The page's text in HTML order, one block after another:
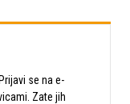
se na e-
Zate jih